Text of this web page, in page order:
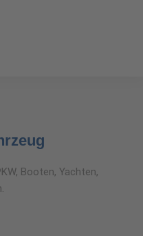
Booten, Yachten,